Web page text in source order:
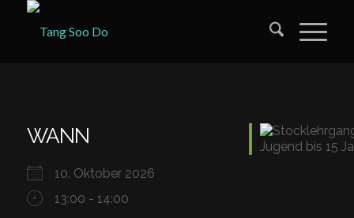
WANN
10. Oktober 2026
13:00 - 14:00